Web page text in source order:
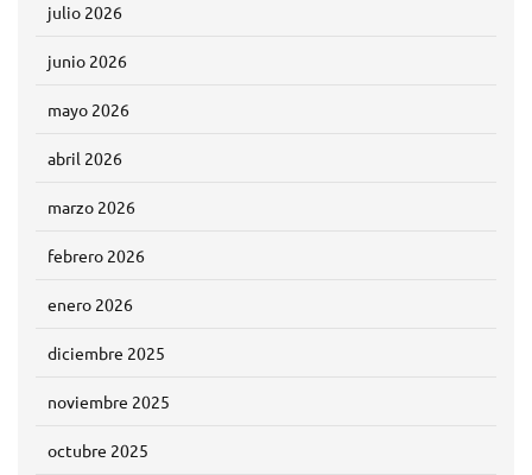
julio 2026
junio 2026
mayo 2026
abril 2026
marzo 2026
febrero 2026
enero 2026
diciembre 2025
noviembre 2025
octubre 2025